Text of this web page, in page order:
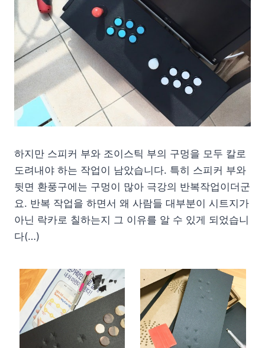
하지만 스피커 부와 조이스틱 부의 구멍을 모두 칼로
도려내야 하는 작업이 남았습니다. 특히 스피커 부와
뒷면 환풍구에는 구멍이 많아 극강의 반복작업이더군
요. 반복 작업을 하면서 왜 사람들 대부분이 시트지가
아닌 락카로 칠하는지 그 이유를 알 수 있게 되었습니
다(…)